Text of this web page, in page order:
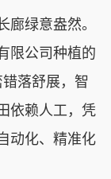
绿意盎然。
限公司种植的
落舒展，智
依赖人工，凭
动化、精准化